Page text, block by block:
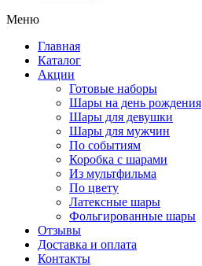
Меню
Главная
Каталог
Акции
Готовые наборы
Шары на день рождения
Шары для девушки
Шары для мужчин
По событиям
Коробка с шарами
Из мультфильма
По цвету
Латексные шары
Фольгированные шары
Отзывы
Доставка и оплата
Контакты